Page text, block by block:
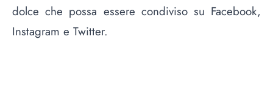
dolce che possa essere condiviso su Facebook,
Instagram e Twitter.